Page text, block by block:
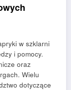
w szklarni
i pomocy.
oraz
Wielu
dotyczące